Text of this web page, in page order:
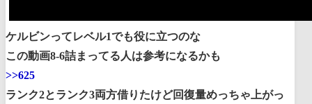
ケルビンってレベル1でも役に立つのな
この動画8-6詰まってる人は参考になるかも
>>625
ランク2とランク3両方借りたけど回復量めっちゃ上がっ